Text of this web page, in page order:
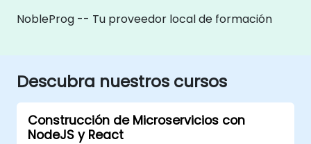
NobleProg -- Tu proveedor local de formación
Descubra nuestros cursos
Construcción de Microservicios con
NodeJS y React